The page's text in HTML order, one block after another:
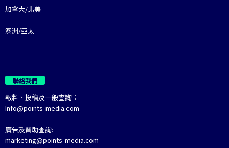
加拿大/北美
澳洲/亞太
聯絡我們
報料、投稿及一般查詢：
Info@points-media.com
廣告及贊助查詢:
marketing@points-media.com